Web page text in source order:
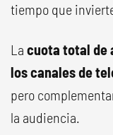
tiempo que
La cuota total de
los canales de
pero
la audiencia.